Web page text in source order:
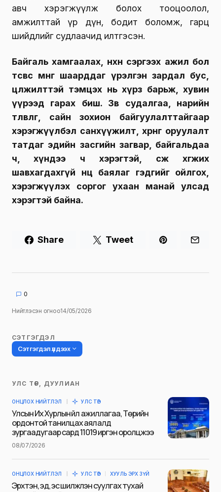
авч хэрэгжүүлж болох тооцоолол,
амжилттай үр дүн, бодит боломж, гарц
шийдлийг судлаачид илтгэсэн.
Байгаль хамгаалах, нөхөн сэргээх ажил бол
төсвөөс мөнгө шаарддаг үрэлгэн зардал бус,
цөлжилттэй тэмцэх нь хүрз барьж, хувин
үүрээд гарах биш. Зөв судалгаа, нарийн
төлөвлөгөө, сайн зохион байгуулалттайгаар
хэрэгжүүлбэл санхүүжилт, хөрөнгө оруулалт
татдаг эдийн засгийн загвар, байгальдаа
ч, хүндээ ч хэрэгтэй, өсөж хөгжих
шавхагдахгүй нөөц баялаг гэдгийг ойлгох,
хэрэгжүүлэх соргог ухаан манай улсад
хэрэгтэй байна.
Share Tweet
0
Нийтлэсэн огноо14/05/2026
СЭТГЭГДЭЛ
Сэтгэгдэл үлдээх
Таны имэйл хаягийг нийтлэхгүй.
тэмдэглэсэн
Name
УЛС ТӨР, ДУУЛИАН
ОНЦЛОХ НИЙТЛЭЛ УЛС ТӨР
Улсын Их Хурлын үйл ажиллагаа, Төрийн
ордонтой танилцах аялалд
зургаадугаар сард 11019 иргэн оролцжээ
08/07/2026
ОНЦЛОХ НИЙТЛЭЛ УЛС ТӨР ХУУЛЬ ЭРХ ЗҮЙ
Эрхтэн, эд, эс шилжүүлэн суулгах тухай